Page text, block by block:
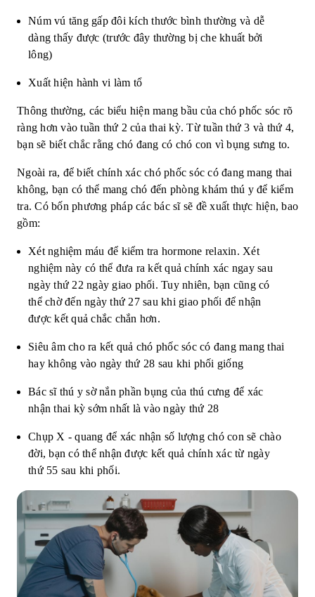
Núm vú tăng gấp đôi kích thước bình thường và dễ
dàng thấy được (trước đây thường bị che khuất bởi
lông)
Xuất hiện hành vi làm tổ
Thông thường, các biểu hiện mang bầu của chó phốc sóc rõ
ràng hơn vào tuần thứ 2 của thai kỳ. Từ tuần thứ 3 và thứ 4,
bạn sẽ biết chắc rằng chó đang có chó con vì bụng sưng to.
Ngoài ra, để biết chính xác chó phốc sóc có đang mang thai
không, bạn có thể mang chó đến phòng khám thú y để kiểm
tra. Có bốn phương pháp các bác sĩ sẽ đề xuất thực hiện, bao
gồm:
Xét nghiệm máu để kiểm tra hormone relaxin. Xét
nghiệm này có thể đưa ra kết quả chính xác ngay sau
ngày thứ 22 ngày giao phối. Tuy nhiên, bạn cũng có
thể chờ đến ngày thứ 27 sau khi giao phối để nhận
được kết quả chắc chắn hơn.
Siêu âm cho ra kết quả chó phốc sóc có đang mang thai
hay không vào ngày thứ 28 sau khi phối giống
Bác sĩ thú y sờ nắn phần bụng của thú cưng để xác
nhận thai kỳ sớm nhất là vào ngày thứ 28
Chụp X - quang để xác nhận số lượng chó con sẽ chào
đời, bạn có thể nhận được kết quả chính xác từ ngày
thứ 55 sau khi phối.